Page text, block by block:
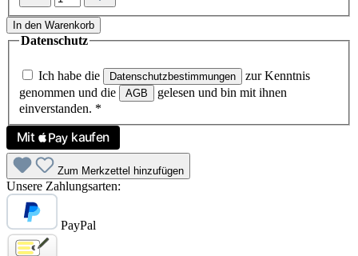
In den Warenkorb
Datenschutz
Ich habe die Datenschutzbestimmungen
zur Kenntnis
genommen und die
AGB
gelesen und bin mit ihnen
einverstanden. *
Zum Merkzettel hinzufügen
Unsere Zahlungsarten:
PayPal